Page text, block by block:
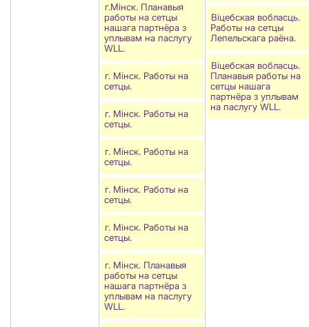
г.Мінск. Планавыя
работы на сетцы
нашага партнёра з
уплывам на паслугу
WLL.
г. Мінск. Работы на
сетцы.
г. Мінск. Работы на
сетцы.
г. Мінск. Работы на
сетцы.
г. Мінск. Работы на
сетцы.
г. Мінск. Работы на
сетцы.
г. Мінск. Планавыя
работы на сетцы
нашага партнёра з
уплывам на паслугу
WLL.
Віцебская вобласць.
Работы на сетцы
Лепельскага раёна.
Віцебская вобласць.
Планавыя работы на
сетцы нашага
партнёра з уплывам
на паслугу WLL.